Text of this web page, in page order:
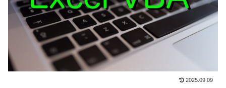
2025.09.09